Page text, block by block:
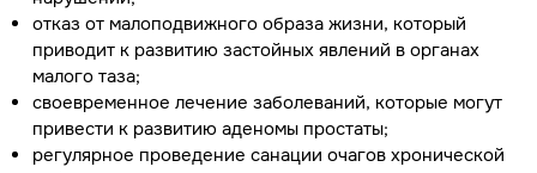
отказ от малоподвижного образа жизни, который
приводит к развитию застойных явлений в органах
малого таза;
своевременное лечение заболеваний, которые могут
привести к развитию аденомы простаты;
регулярное проведение санации очагов хронической